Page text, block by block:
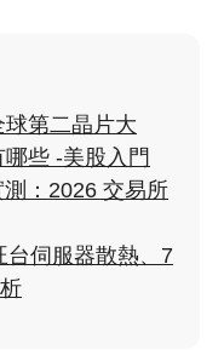
第二晶片大
些 -美股入門
：2026 交易所
台伺服器散熱、7